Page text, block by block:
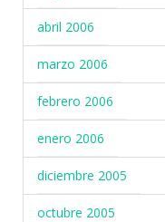
abril 2006
marzo 2006
febrero 2006
enero 2006
diciembre 2005
octubre 2005